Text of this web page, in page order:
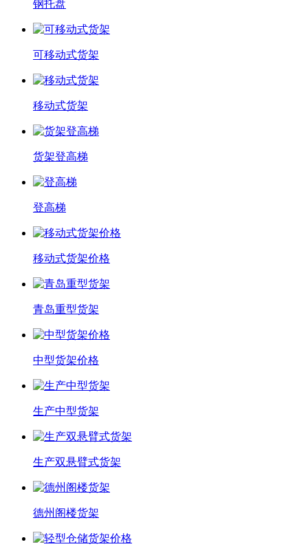
钢托盘
可移动式货架
移动式货架
货架登高梯
登高梯
移动式货架价格
青岛重型货架
中型货架价格
生产中型货架
生产双悬臂式货架
德州阁楼货架